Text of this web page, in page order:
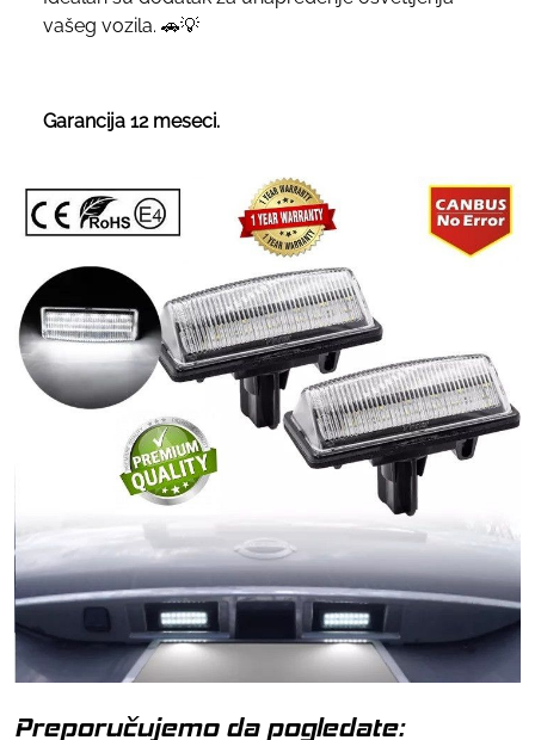
vašeg vozila. 🚗💡
Garancija 12 meseci.
Preporučujemo da pogledate: